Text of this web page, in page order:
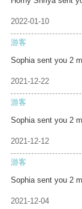
2022-01-10
游客
Sophia sent you 2
2021-12-22
游客
Sophia sent you 2
2021-12-12
游客
Sophia sent you 2
2021-12-04